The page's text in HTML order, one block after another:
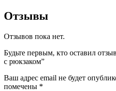
Отзывы
Отзывов пока нет.
Будьте первым, кто оставил
с рюкзаком”
Ваш адрес email не будет
помечены *